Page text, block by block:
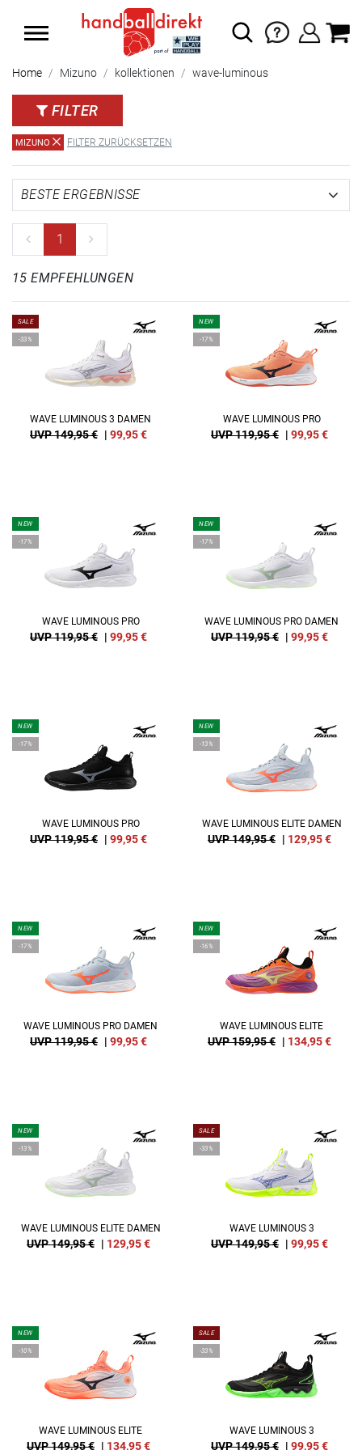
SUMMER SALE: SPARE BIS ZU 65%
Home Mizuno kollektionen wave-luminous
FILTER
MIZUNO FILTER ZURÜCKSETZEN
1
15 EMPFEHLUNGEN
SALE
-33%
WAVE LUMINOUS 3 DAMEN
UVP 149,95 € | 99,95€
NEW
-17%
WAVE LUMINOUS PRO
UVP 119,95 € | 99,95€
NEW
-17%
WAVE LUMINOUS PRO
UVP 119,95 € | 99,95€
NEW
-17%
WAVE LUMINOUS PRO DAMEN
UVP 119,95 € | 99,95€
NEW
-17%
WAVE LUMINOUS PRO
UVP 119,95 € | 99,95€
NEW
-13%
WAVE LUMINOUS ELITE DAMEN
UVP 149,95 € | 129,95€
NEW
-17%
WAVE LUMINOUS PRO DAMEN
UVP 119,95 € | 99,95€
NEW
-16%
WAVE LUMINOUS ELITE
UVP 159,95 € | 134,95€
NEW
-13%
WAVE LUMINOUS ELITE DAMEN
UVP 149,95 € | 129,95€
SALE
-33%
WAVE LUMINOUS 3
UVP 149,95 € | 99,95€
NEW
-10%
WAVE LUMINOUS ELITE
UVP 149,95 € | 134,95€
SALE
-33%
WAVE LUMINOUS 3
UVP 149,95 € | 99,95€